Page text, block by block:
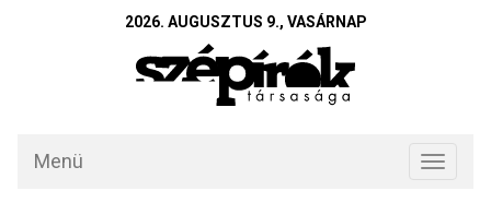
2026. AUGUSZTUS 9., VASÁRNAP
Toggle
Menü